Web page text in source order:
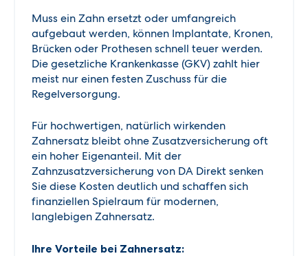
Muss ein Zahn ersetzt oder umfangreich
aufgebaut werden, können Implantate, Kronen,
Brücken oder Prothesen schnell teuer werden.
Die gesetzliche Krankenkasse (GKV) zahlt hier
meist nur einen festen Zuschuss für die
Regelversorgung.
Für hochwertigen, natürlich wirkenden
Zahnersatz bleibt ohne Zusatzversicherung oft
ein hoher Eigenanteil. Mit der
Zahnzusatzversicherung von DA Direkt senken
Sie diese Kosten deutlich und schaffen sich
finanziellen Spielraum für modernen,
langlebigen Zahnersatz.
Ihre Vorteile bei Zahnersatz: